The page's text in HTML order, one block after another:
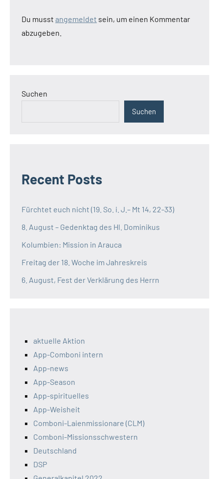
Du musst angemeldet sein, um einen Kommentar
abzugeben.
Suchen
Suchen
Recent Posts
Fürchtet euch nicht (19. So. i. J.– Mt 14, 22-33)
8. August – Gedenktag des Hl. Dominikus
Kolumbien: Mission in Arauca
Freitag der 18. Woche im Jahreskreis
6. August, Fest der Verklärung des Herrn
aktuelle Aktion
App-Comboni intern
App-news
App-Season
App-spirituelles
App-Weisheit
Comboni-Laienmissionare (CLM)
Comboni-Missionsschwestern
Deutschland
DSP